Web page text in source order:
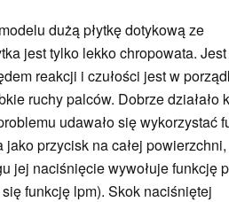
dużą płytkę dotykową ze
jest tylko lekko chropowata.
reakcji i czułości jest w
ruchy palców. Dobrze działało
udawało się wykorzystać
jako przycisk na całej
jej naciśnięcie wywołuje funkcję
funkcję lpm). Skok naciśniętej